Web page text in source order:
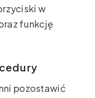
w
funkcję
pozostawić